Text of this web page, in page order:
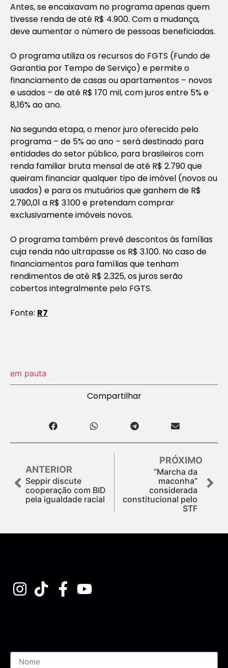
Antes, se encaixavam no programa apenas quem
tivesse renda de até R$ 4.900. Com a mudança,
deve aumentar o número de pessoas beneficiadas.
O programa utiliza os recursos do FGTS (Fundo de
Garantia por Tempo de Serviço) e permite o
financiamento de casas ou apartamentos – novos
e usados – de até R$ 170 mil, com juros entre 5% e
8,16% ao ano.
Na segunda etapa, o menor juro oferecido pelo
programa – de 5% ao ano – será destinado para
entidades do setor público, para brasileiros com
renda familiar bruta mensal de até R$ 2.790 que
queiram financiar qualquer tipo de imóvel (novos ou
usados) e para os mutuários que ganhem de R$
2.790,01 a R$ 3.100 e pretendam comprar
exclusivamente imóveis novos.
O programa também prevê descontos às famílias
cuja renda não ultrapasse os R$ 3.100. No caso de
financiamentos para famílias que tenham
rendimentos de até R$ 2.325, os juros serão
cobertos integralmente pelo FGTS.
Fonte: R7
em pauta
Compartilhar
ANTERIOR
Seppir discute
cooperação com BID
pela igualdade racial
PRÓXIMO
“Marcha da
maconha”
considerada
constitucional pelo
STF